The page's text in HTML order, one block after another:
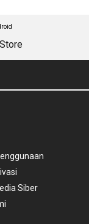
Siber